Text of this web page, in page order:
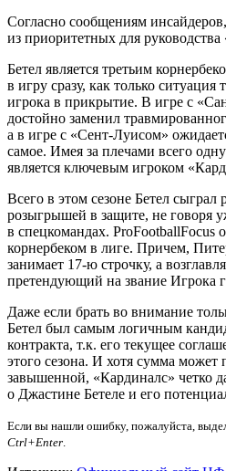
Согласно сообщениям
из приоритетных для
Бетел является третьим
в игру сразу, как только ситуация
игрока в прикрытие. В игре с
достойно заменил
а в игре с «Сент-Луисом»
самое. Имея за плечами всего
является ключевым игроком
Всего в этом сезоне Бетел сыграл
розыгрышей в защите, не говоря
в спецкомандах. ProFootballFocus
корнербеком в лиге. Причем,
занимает 17-ю строчку, а
претендующий на звание Игрока
Даже если брать во внимание
Бетел был самым логичным
контракта, т.к. его текущее
этого сезона. И хотя сумма может
завышенной, «Кардиналс» четко
о Джастине Бетеле и его
Если вы нашли ошибку, пожалуйста,
Ctrl+Enter.